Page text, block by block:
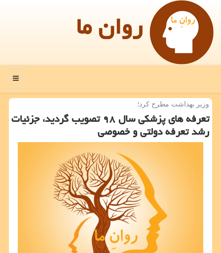
روان ما
منو
وزیر بهداشت مطرح كرد؛
تعرفه های پزشكی سال ۹۸ تصویب گردید، جزئیات
رشد تعرفه دولتی و خصوصی